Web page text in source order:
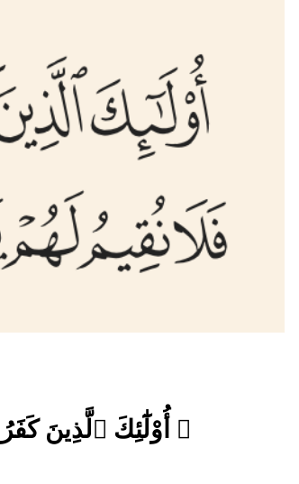
﴿ أُوْلَٰٓئِكَ ٱلَّذِينَ